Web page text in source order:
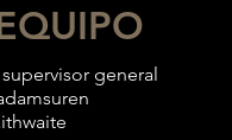
general